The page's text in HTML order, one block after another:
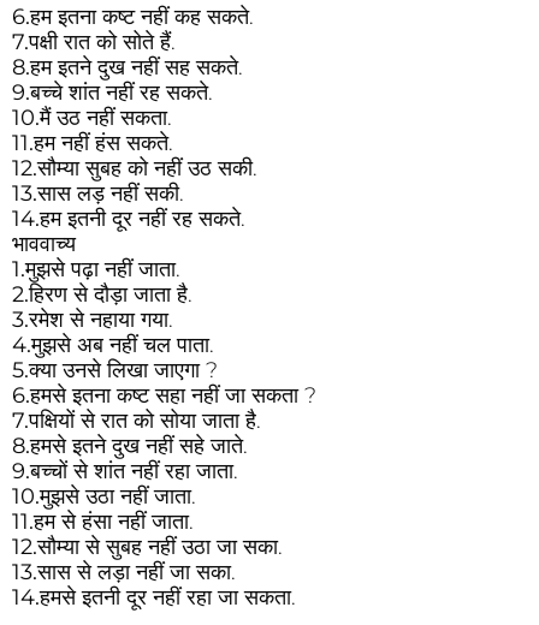
6.हम इतना कष्ट नहीं कह सकते.
7.पक्षी रात को सोते हैं.
8.हम इतने दुख नहीं सह सकते.
9.बच्चे शांत नहीं रह सकते.
10.मैं उठ नहीं सकता.
11.हम नहीं हंस सकते.
12.सौम्या सुबह को नहीं उठ सकी.
13.सास लड़ नहीं सकी.
14.हम इतनी दूर नहीं रह सकते.
भाववाच्य
1.मुझसे पढ़ा नहीं जाता.
2.हिरण से दौड़ा जाता है.
3.रमेश से नहाया गया.
4.मुझसे अब नहीं चल पाता.
5.क्या उनसे लिखा जाएगा ?
6.हमसे इतना कष्ट सहा नहीं जा सकता ?
7.पक्षियों से रात को सोया जाता है.
8.हमसे इतने दुख नहीं सहे जाते.
9.बच्चों से शांत नहीं रहा जाता.
10.मुझसे उठा नहीं जाता.
11.हम से हंसा नहीं जाता.
12.सौम्या से सुबह नहीं उठा जा सका.
13.सास से लड़ा नहीं जा सका.
14.हमसे इतनी दूर नहीं रहा जा सकता.